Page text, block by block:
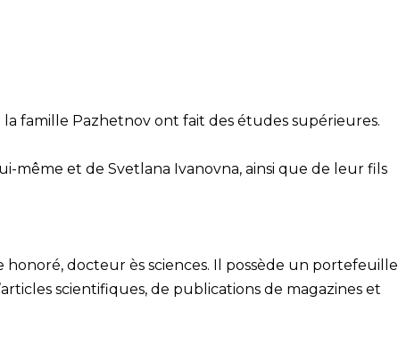
famille Pazhetnov ont fait des études supérieures.
même et de Svetlana Ivanovna, ainsi que de leur fils
honoré, docteur ès sciences. Il possède un portefeuille
scientifiques, de publications de magazines et